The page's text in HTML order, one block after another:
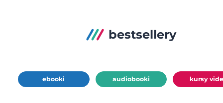
bestsellery
ebooki audiobooki kursy